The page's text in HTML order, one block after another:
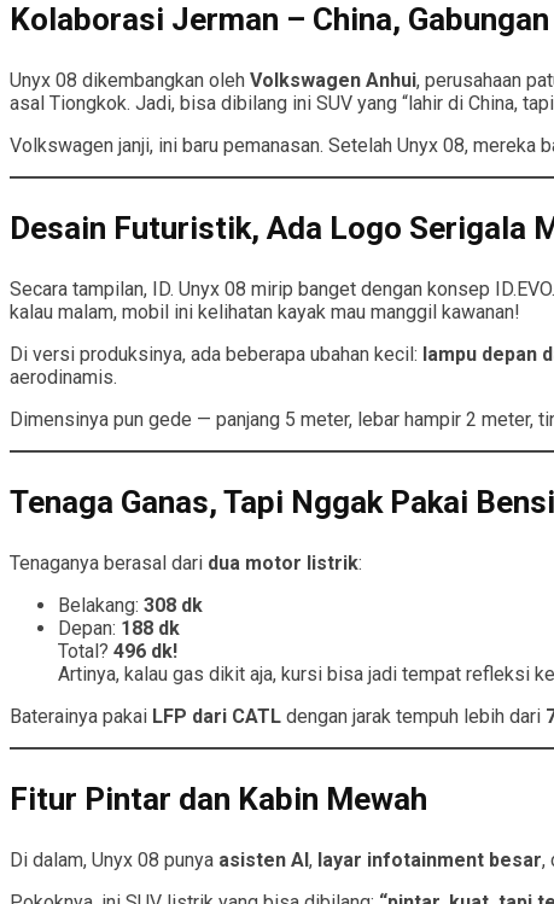
Kolaborasi Jerman – China,
Unyx 08 dikembangkan oleh Volkswagen Anhui, perusahaan
asal Tiongkok. Jadi, bisa dibilang ini SUV yang “lahir di China,
Volkswagen janji, ini baru pemanasan. Setelah Unyx 08,
Desain Futuristik, Ada Logo Serigala
Secara tampilan, ID. Unyx 08 mirip banget dengan konsep
kalau malam, mobil ini kelihatan kayak mau manggil kawanan!
Di versi produksinya, ada beberapa ubahan kecil: lampu depan
aerodinamis.
Dimensinya pun gede — panjang 5 meter, lebar hampir 2 meter,
Tenaga Ganas, Tapi Nggak Pakai
Tenaganya berasal dari dua motor listrik:
Belakang: 308 dk
Depan: 188 dk
Total? 496 dk!
Artinya, kalau gas dikit aja, kursi bisa jadi tempat refleksi
Baterainya pakai LFP dari CATL dengan jarak tempuh lebih dari
Fitur Pintar dan Kabin Mewah
Di dalam, Unyx 08 punya asisten AI , layar infotainment besar,